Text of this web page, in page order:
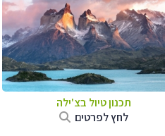
תכנון טיול בצ'ילה
לחץ לפרטים